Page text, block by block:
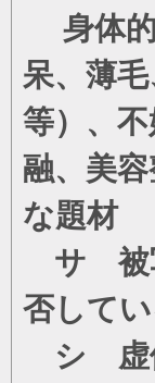
身体的
呆、薄
等）、
融、美
な題材
サ 被
否して
シ 虚